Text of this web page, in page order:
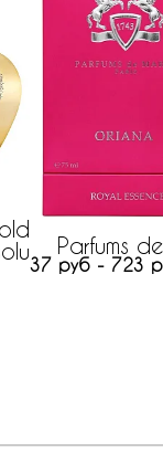
Parfums
37 руб - 723